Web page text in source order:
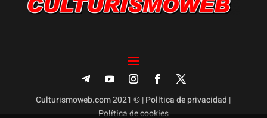
Culturismoweb.com 2021 © |Política de privacidad |
Política de cookies